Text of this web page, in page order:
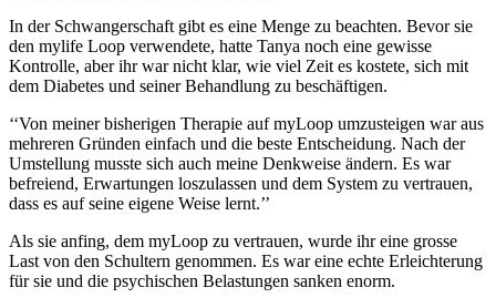
In der Schwangerschaft gibt es eine Menge zu beachten. Bevor sie
den mylife Loop verwendete, hatte Tanya noch eine gewisse
Kontrolle, aber ihr war nicht klar, wie viel Zeit es kostete, sich mit
dem Diabetes und seiner Behandlung zu beschäftigen.
‘‘Von meiner bisherigen Therapie auf myLoop umzusteigen war aus
mehreren Gründen einfach und die beste Entscheidung. Nach der
Umstellung musste sich auch meine Denkweise ändern. Es war
befreiend, Erwartungen loszulassen und dem System zu vertrauen,
dass es auf seine eigene Weise lernt.’’
Als sie anfing, dem myLoop zu vertrauen, wurde ihr eine grosse
Last von den Schultern genommen. Es war eine echte Erleichterung
für sie und die psychischen Belastungen sanken enorm.